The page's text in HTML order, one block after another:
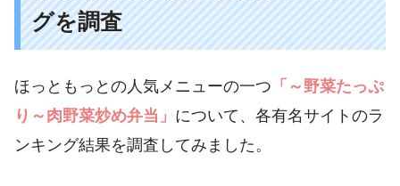
グを調査
ほっともっとの人気メニューの一つ 「～野菜たっぷ
り～肉野菜炒め弁当」 について、各有名サイトのラ
ンキング結果を調査してみました。